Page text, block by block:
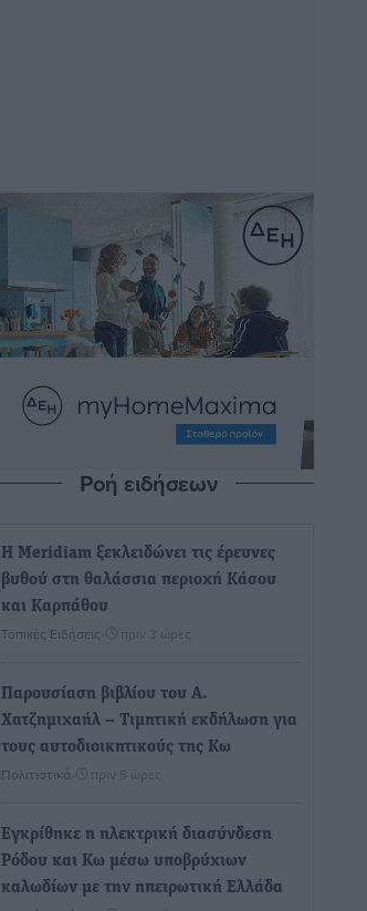
Ροή ειδήσεων
Η Meridiam ξεκλειδώνει τις έρευνες
βυθού στη θαλάσσια περιοχή Κάσου
και Καρπάθου
Τοπικές Ειδήσεις πριν 3 ώρες
Παρουσίαση βιβλίου του Α.
Χατζημιχαήλ – Τιμητική εκδήλωση για
τους αυτοδιοικητικούς της Κω
Πολιτιστικά πριν 5 ώρες
Εγκρίθηκε η ηλεκτρική διασύνδεση
Ρόδου και Κω μέσω υποβρύχιων
καλωδίων με την ηπειρωτική Ελλάδα